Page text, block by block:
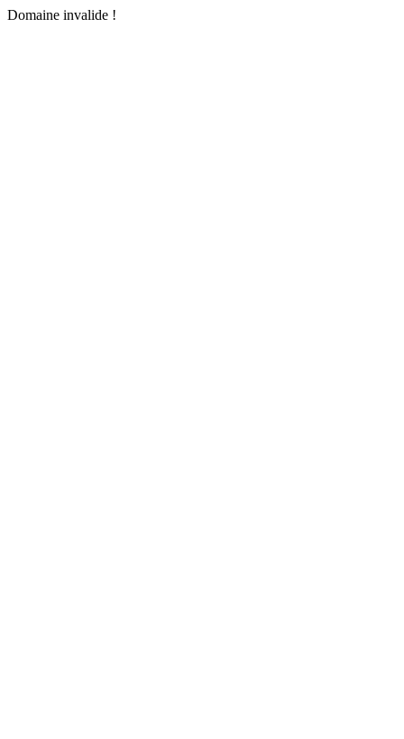
Domaine invalide !